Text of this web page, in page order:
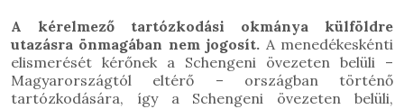
A kérelmező tartózkodási okmánya külföldre
utazásra önmagában nem jogosít. A menedékeskénti
elismerését kérőnek a Schengeni övezeten belüli –
Magyarországtól eltérő – országban történő
tartózkodására, így a Schengeni övezeten belüli,